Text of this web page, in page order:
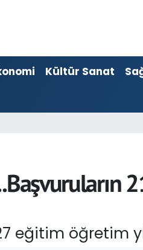
Kültür Sanat
eğitim öğretim